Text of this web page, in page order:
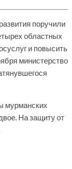
поручили
областных
и повысить
министерство
мурманских
На защиту от